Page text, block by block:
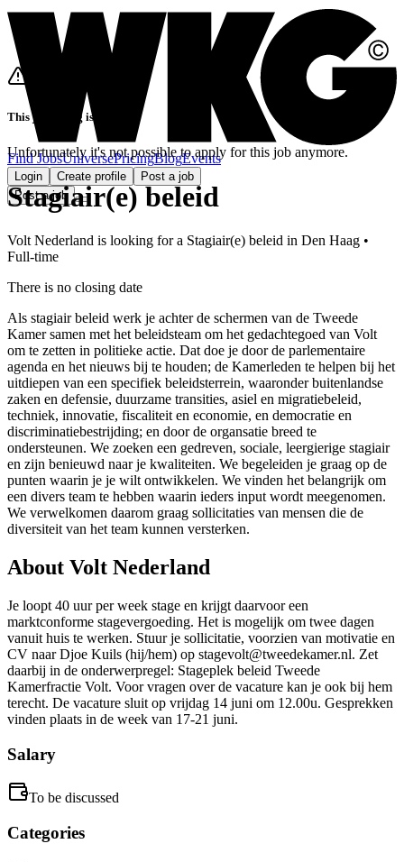
Find JobsUniversePricingBlogEvents
Login Create profile
Post a job
Post a job
This job listing is closed
Unfortunately it's not possible to apply for this job anymore.
Stagiair(e) beleid
Volt Nederland is looking fora Stagiair(e) beleid in Den Haag •
Full-time
There is no closing date
Als stagiair beleid werk je achter de schermen van de Tweede
Kamer samen met het beleidsteam om het gedachtegoed van Volt
om te zetten in politieke actie. Dat doe je door de parlementaire
agenda en het nieuws bij te houden; de Kamerleden te helpen bij het
uitdiepen van een specifiek beleidsterrein, waaronder buitenlandse
zaken en defensie, duurzame transities, asiel en migratiebeleid,
techniek, innovatie, fiscaliteit en economie, en democratie en
discriminatiebestrijding; en door de organsatie breed te
ondersteunen. We zoeken een gedreven, sociale, leergierige stagiair
en zijn benieuwd naar je kwaliteiten. We begeleiden je graag op de
punten waarin je je wilt ontwikkelen. We vinden het belangrijk om
een divers team te hebben waarin ieders input wordt meegenomen.
We verwelkomen daarom graag sollicitaties van mensen die de
diversiteit van het team kunnen versterken.
About Volt Nederland
Je loopt 40 uur per week stage en krijgt daarvoor een
marktconforme stagevergoeding. Het is mogelijk om twee dagen
vanuit huis te werken. Stuur je sollicitatie, voorzien van motivatie en
CV naar Djoe Kuils (hij/hem) op stagevolt@tweedekamer.nl. Zet
daarbij in de onderwerpregel: Stageplek beleid Tweede
Kamerfractie Volt. Voor vragen over de vacature kan je ook bij hem
terecht. De vacature sluit op vrijdag 14 juni om 12.00u. Gesprekken
vinden plaats in de week van 17-21 juni.
Salary
To be discussed
Categories